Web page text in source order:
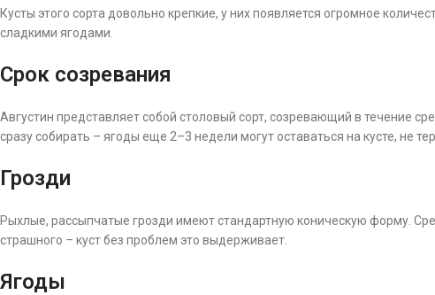
Кусты этого сорта довольно крепкие, у них появляется огромное
сладкими ягодами.
Срок созревания
Августин представляет собой столовый сорт, созревающий в течение
сразу собирать – ягоды еще 2–3 недели могут оставаться на кусте, не
Грозди
Рыхлые, рассыпчатые грозди имеют стандартную коническую форму.
страшного – куст без проблем это выдерживает.
Ягоды